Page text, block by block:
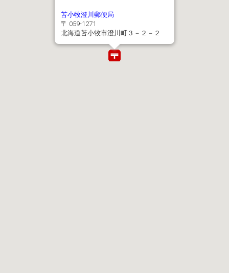
苫小牧澄川郵便局
〒 059-1271
北海道苫小牧市澄川町３－２－２